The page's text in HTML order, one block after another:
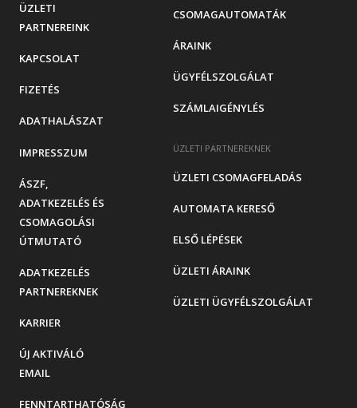
CSOMAGAUTOMATÁK
ÁRAINK
ÜGYFÉLSZOLGÁLAT
SZÁMLAIGÉNYLÉS
ÜZLETI PARTNEREKNEK
ÜZLETI CSOMAGFELADÁS
AUTOMATA KERESŐ
ELSŐ LÉPÉSEK
ÜZLETI ÁRAINK
ÜZLETI ÜGYFÉLSZOLGÁLAT
ÜZLETI
PARTNEREINK
KAPCSOLAT
FIZETÉS
ADATHALÁSZAT
IMPRESSZUM
ÁSZF,
ADATKEZELÉS ÉS
CSOMAGOLÁSI
ÚTMUTATÓ
ADATKEZELÉS
PARTNEREKNEK
KARRIER
ÚJ AKTIVÁLÓ
EMAIL
FENNTARTHATÓSÁG